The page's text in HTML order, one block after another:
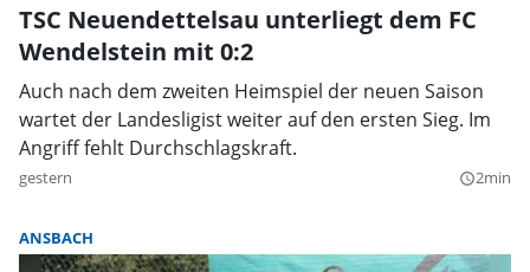
TSC Neuendettelsau unterliegt dem FC
Wendelstein mit 0:2
Auch nach dem zweiten Heimspiel der neuen Saison
wartet der Landesligist weiter auf den ersten Sieg. Im
Angriff fehlt Durchschlagskraft.
gestern query_builder2min
ANSBACH